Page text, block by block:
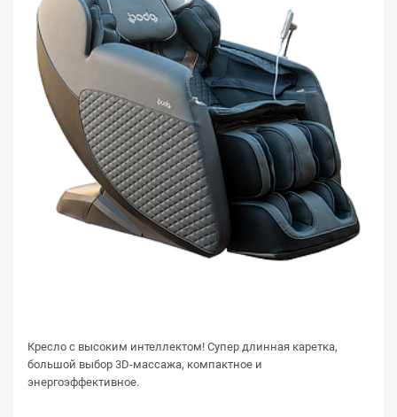
Кресло с высоким интеллектом! Супер длинная каретка,
большой выбор 3D-массажа, компактное и
энергоэффективное.